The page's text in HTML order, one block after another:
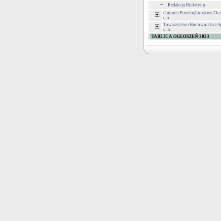
Redakcja Biuletynu
Gminne Przedsiębiorstwo
o.o.
Towarzystwo Budownictwa
o. o.
TABLICA OGŁOSZEŃ 2023